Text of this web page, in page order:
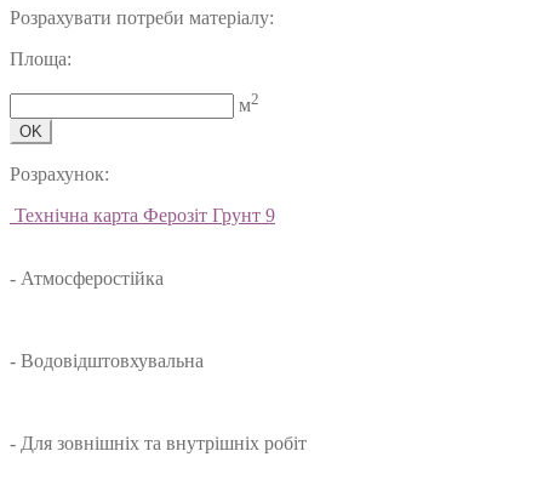
Розрахувати потреби матеріалу:
Площа:
м2
OK
Розрахунок:
Технічна карта Ферозіт Грунт 9
- Атмосферостійка
- Водовідштовхувальна
- Для зовнішніх та внутрішніх робіт